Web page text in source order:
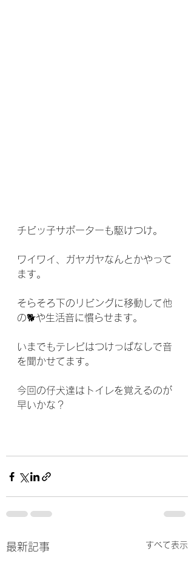
チビッ子サポーターも駆けつけ。
ワイワイ、ガヤガヤなんとかやって
ます。
そらそろ下のリビングに移動して他
の🐕や生活音に慣らせます。
いまでもテレビはつけっぱなしで音
を聞かせてます。
今回の仔犬達はトイレを覚えるのが
早いかな？
最新記事 すべて表示